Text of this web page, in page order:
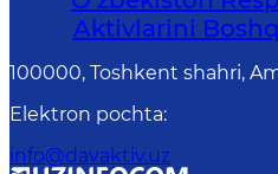
Aktivlarini
100000, Toshkent shahri,
Elektron pochta:
info@davaktiv.uz